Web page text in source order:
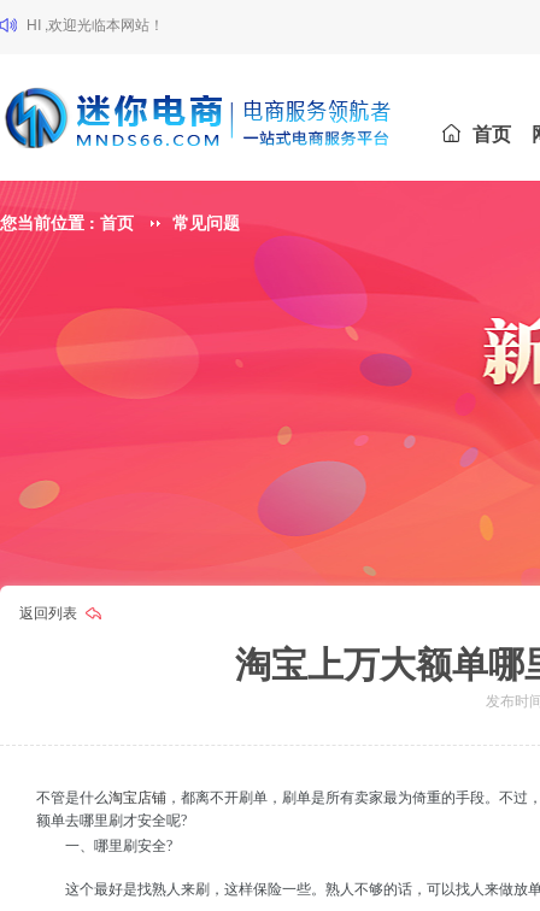
HI ,欢迎光临本网站！
首页
您当前位置 : 首页 常见问题
返回列表
淘宝上万大额单
发布时
不管是什么淘宝店铺 ，都离不开刷单，刷单是所有卖家最为倚重的手段。不
额单去哪里刷才安全呢?
一、哪里刷安全?
这个最好是找熟人来刷，这样保险一些。熟人不够的话，可以找人来做放